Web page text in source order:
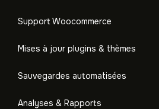
Support Woocommerce
Mises à jour plugins & thèmes
Sauvegardes automatisées
Analyses & Rapports